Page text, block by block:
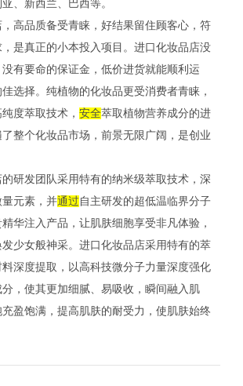
、新西兰、巴西等。
品质备受青睐，好结果留住顾客心，符
是真正的小本投入项目。进口化妆品店没
有要命的保证金，低价进货就能顺利运
选择。纯植物的化妆品更受消费者青睐，
度萃取技术， 安全萃取植物营养成分的进
整个化妆品市场，前景无限广阔，是创业
发团队采用特有的纳米级萃取技术，深
元素，并通过 自主研发的超低温临界分子
华注入产品，让肌肤细胞享受非凡体验，
少女般神采。进口化妆品店采用特有的萃
深度提取，以高科技微分子力量深度强化
，使其更加细腻、易吸收，瞬间融入肌
盈饱满，提高肌肤的耐受力，使肌肤始终